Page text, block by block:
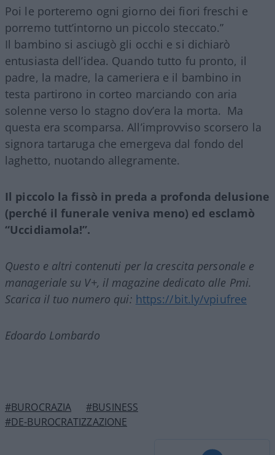
Poi le porteremo ogni giorno dei fiori freschi e
porremo tutt’intorno un piccolo steccato.”
Il bambino si asciugò gli occhi e si dichiarò
entusiasta dell’idea. Quando tutto fu pronto, il
padre, la madre, la cameriera e il bambino in
testa partirono in corteo marciando con aria
solenne verso lo stagno dov’era la morta. Ma
questa era scomparsa. All’improvviso scorsero la
signora tartaruga che emergeva dal fondo del
laghetto, nuotando allegramente.
Il piccolo la fissò in preda a profonda delusione
(perché il funerale veniva meno) ed esclamò
“Uccidiamola!”.
Questo e altri contenuti per la crescita personale e
manageriale su V+, il magazine dedicato alle Pmi.
Scarica il tuo numero qui: https://bit.ly/vpiufree
Edoardo Lombardo
#BUROCRAZIA
#BUSINESS
#DE-BUROCRATIZZAZIONE